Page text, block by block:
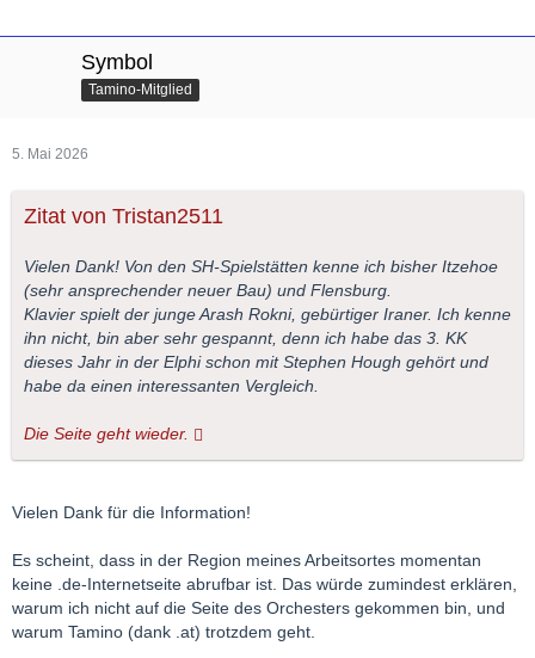
Symbol
Tamino-Mitglied
5. Mai 2026
Zitat von Tristan2511
Vielen Dank! Von den SH-Spielstätten kenne ich bisher Itzehoe
(sehr ansprechender neuer Bau) und Flensburg.
Klavier spielt der junge Arash Rokni, gebürtiger Iraner. Ich kenne
ihn nicht, bin aber sehr gespannt, denn ich habe das 3. KK
dieses Jahr in der Elphi schon mit Stephen Hough gehört und
habe da einen interessanten Vergleich.
Die Seite geht wieder.
Vielen Dank für die Information!
Es scheint, dass in der Region meines Arbeitsortes momentan
keine .de-Internetseite abrufbar ist. Das würde zumindest erklären,
warum ich nicht auf die Seite des Orchesters gekommen bin, und
warum Tamino (dank .at) trotzdem geht.